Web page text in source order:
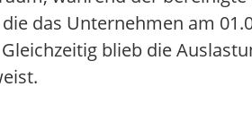
das Unternehmen am
blieb die